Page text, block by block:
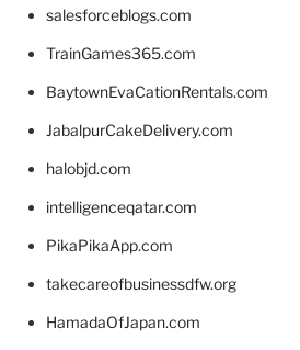
salesforceblogs.com
TrainGames365.com
BaytownEvaCationRentals.com
JabalpurCakeDelivery.com
halobjd.com
intelligenceqatar.com
PikaPikaApp.com
takecareofbusinessdfw.org
HamadaOfJapan.com